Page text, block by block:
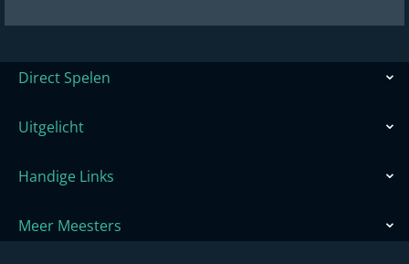
Direct Spelen
Uitgelicht
Handige Links
Meer Meesters